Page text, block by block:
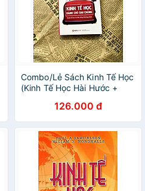
Combo/Lẻ Sách Kinh Tế Học
(Kinh Tế Học Hài Hước +
Khi Nào Cướp Nhà Băng +
Kinh Tế Học Dành Cho Đại
Chúng)
126.000 đ